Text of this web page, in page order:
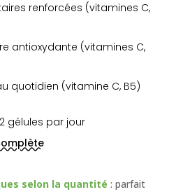
renforcées (vitamines C,
antioxydante (vitamines C,
quotidien (vitamine C, B5)
gélules par jour
selon la quantité : parfait